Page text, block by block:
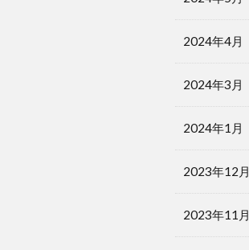
2024年4月
2024年3月
2024年1月
2023年12月
2023年11月